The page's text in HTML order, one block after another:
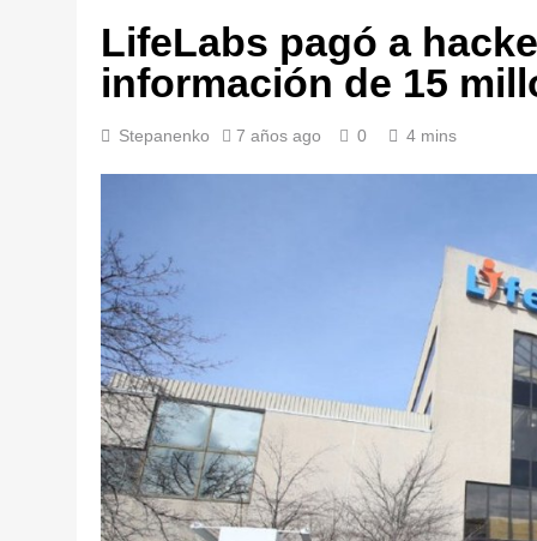
LifeLabs pagó a
información de 15
Stepanenko 7 años ago 0 4 mins